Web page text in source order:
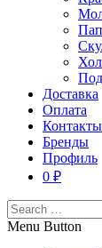
Доставка
Оплата
Контакты
Бренды
Профиль
0 ₽
Menu Button